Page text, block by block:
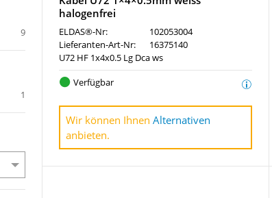
9
1
halogenfrei
ELDAS®-Nr:
102053004
Lieferanten-Art-Nr:
16375140
U72 HF 1x4x0.5 Lg Dca ws
Verfügbar
Wir können Ihnen Alternativen
anbieten.